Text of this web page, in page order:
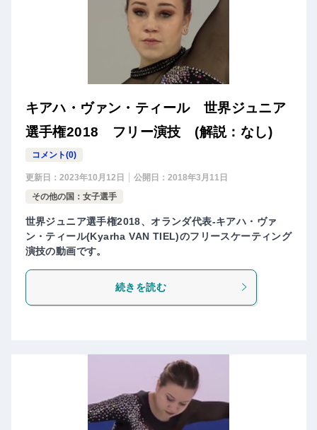
キアハ・ヴァン・ティール 世界ジュニア
選手権2018 フリー演技 (解説：なし)
コメント(0)
更新日： 2023年10月12日 公開日： 2018年3月11日
その他の国：女子選手
世界ジュニア選手権2018、オランダ代表-キアハ・ヴァ
ン・ティール(Kyarha VAN TIEL)のフリースケーティング
演技の動画です。
続きを読む